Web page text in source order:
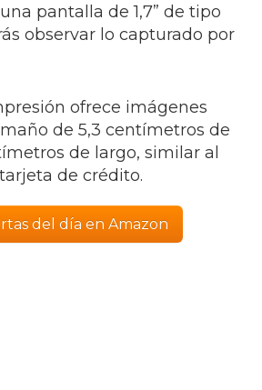
pantalla de 1,7” de tipo
observar lo capturado por
ofrece imágenes
de 5,3 centímetros de
de largo, similar al
de crédito.
del día en Amazon